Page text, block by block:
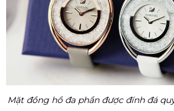
Mặt đồng hồ đa phần được đính đá